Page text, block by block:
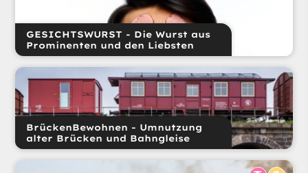
GESICHTSWURST - Die Wurst aus
Prominenten und den Liebsten
BrückenBewohnen - Umnutzung
alter Brücken und Bahngleise